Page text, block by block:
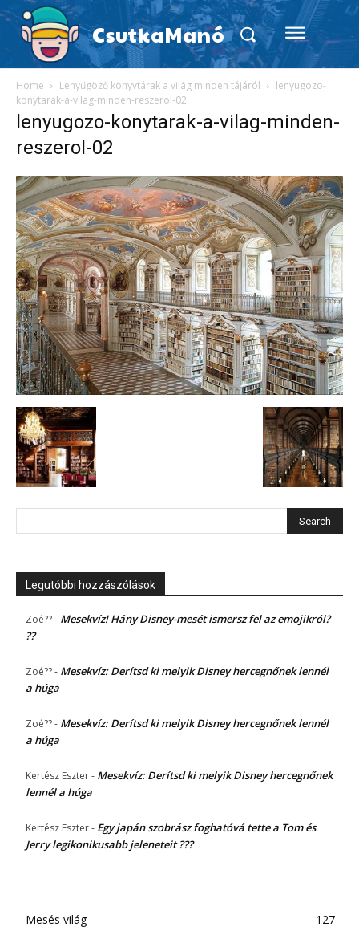
CsutkaManó
Home Lenyűgöző könyvtárak a világ minden tájáról
lenyugozo-
konytarak-a-vilag-minden-reszerol-02
lenyugozo-konytarak-a-vilag-minden-
reszerol-02
Legutóbbi hozzászólások
Zoé??- Mesekvíz! Hány Disney-mesét ismersz fel az emojikról?
??
Zoé??- Mesekvíz: Derítsd ki melyik Disney hercegnőnek lennél
a húga
Zoé??- Mesekvíz: Derítsd ki melyik Disney hercegnőnek lennél
a húga
Kertész Eszter- Mesekvíz: Derítsd ki melyik Disney hercegnőnek
lennél a húga
Kertész Eszter- Egy japán szobrász foghatóvá tette a Tom és
Jerry legikonikusabb jeleneteit ???
Mesés világ
127